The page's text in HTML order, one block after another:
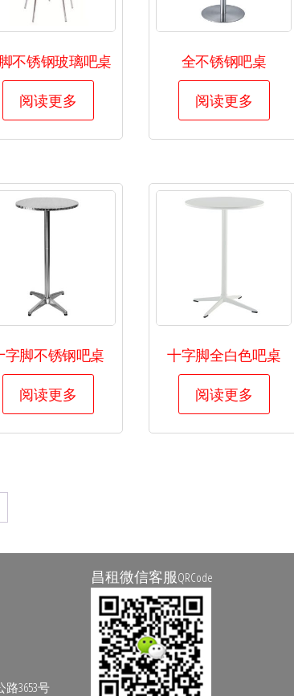
不锈钢玻璃吧桌
阅读更多
全不锈钢吧桌
阅读更多
字脚不锈钢吧桌
阅读更多
十字脚全白色吧桌
阅读更多
3653号
昌租微信客服QRCode